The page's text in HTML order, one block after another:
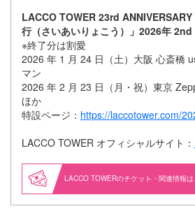
LACCO TOWER 23rd
⾏（さいあいりょこう）」2026年
※終了分は割愛
2026 年 1 ⽉ 24 ⽇（土）⼤阪 ⼼斎橋
マン
2026 年 2 ⽉ 23 ⽇（⽉・祝）東京
ほか
特設ページ： https://laccotower.com/
LACCO TOWER オフィシャルサイト：
LACCO TOWERの ・関連情報